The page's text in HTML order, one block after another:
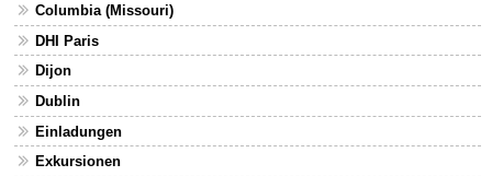
Columbia (Missouri)
DHI Paris
Dijon
Dublin
Einladungen
Exkursionen